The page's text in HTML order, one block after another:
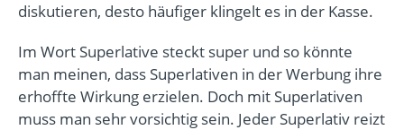
diskutieren, desto häufiger klingelt es in der Kasse.
Im Wort Superlative steckt super und so könnte
man meinen, dass Superlativen in der Werbung ihre
erhoffte Wirkung erzielen. Doch mit Superlativen
muss man sehr vorsichtig sein. Jeder Superlativ reizt